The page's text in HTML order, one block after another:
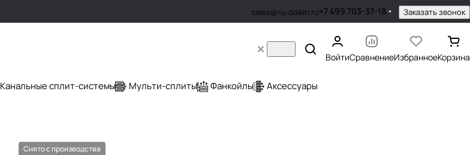
sales@ru-daikin.ru+7 499 703-37-18 Заказать звонок
ВойтиСравнениеИзбранноеКорзина
Канальные сплит-системы Мульти-сплиты Фанкойлы Аксессуары
Снято с производства